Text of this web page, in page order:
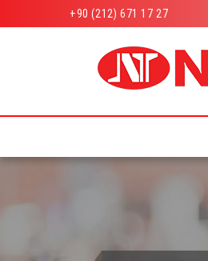
+90 (212) 671 17 27